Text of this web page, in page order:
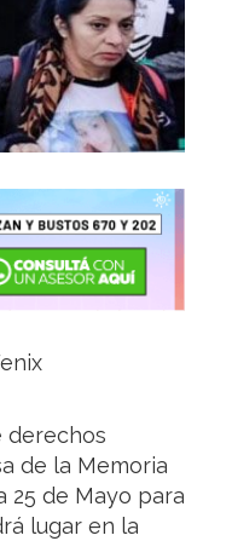
derechos
de la Memoria
25 de Mayo para
lugar en la